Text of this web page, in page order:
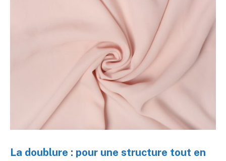
La doublure : pour une structure tout en